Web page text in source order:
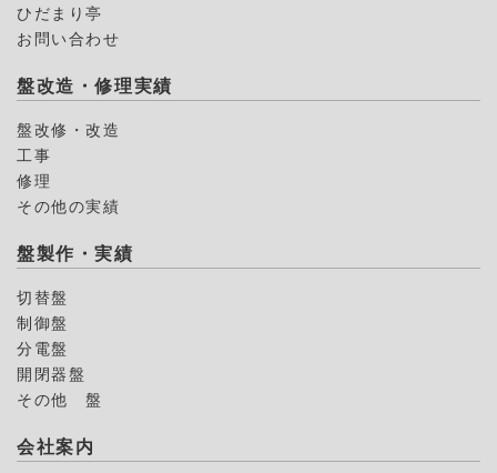
ひだまり亭
お問い合わせ
盤改造・修理実績
盤改修・改造
工事
修理
その他の実績
盤製作・実績
切替盤
制御盤
分電盤
開閉器盤
その他 盤
会社案内